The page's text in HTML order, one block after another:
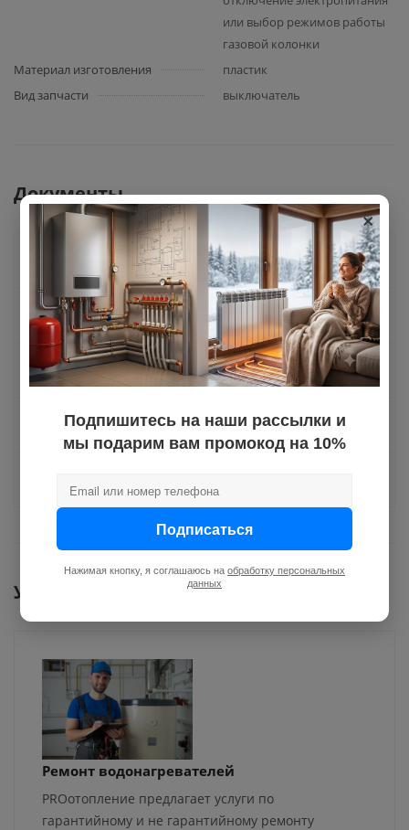
или выбор режимов работы
газовой колонки
Материал изготовления
пластик
Вид запчасти
выключатель
Документы
Как купить
Оплата
Доставка
Отзывы
Услуги
Ремонт водонагревателей
PROотопление предлагает услуги по
гарантийному и не гарантийному ремонту
×
Подпишитесь на наши рассылки и
мы подарим вам промокод на 10%
Подписаться
Нажимая кнопку, я соглашаюсь на обработку персональных
данных